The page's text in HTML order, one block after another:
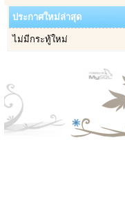
ประกาศใหม่ล่าสุด
ไม่มีกระทู้ใหม่